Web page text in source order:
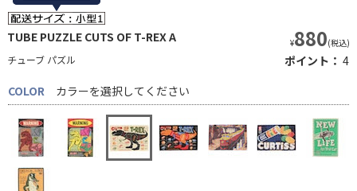
TUBE PUZZLE CUTS OF T-REX A
チューブ パズル
¥880(税込)
ポイント： 4
COLOR
カラーを選択してください